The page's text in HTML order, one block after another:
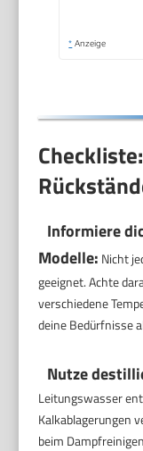
* Anzeige
Informiere
Modelle: Nicht
geeignet. Achte
verschiedene
deine Bedürfnisse
Nutze
Leitungswasser
Kalkablagerungen
beim